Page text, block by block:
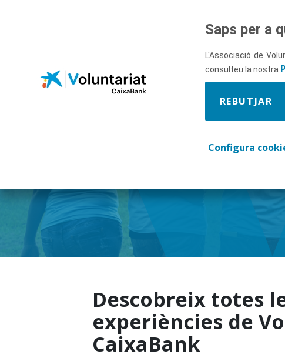
Descobreix totes
experiències de
CaixaBank
Saps per a
L'Associació de
consulteu la nostra
REBUTJAR
Configura